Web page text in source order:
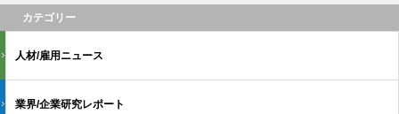
カテゴリー
人材/雇用ニュース
業界/企業研究レポート